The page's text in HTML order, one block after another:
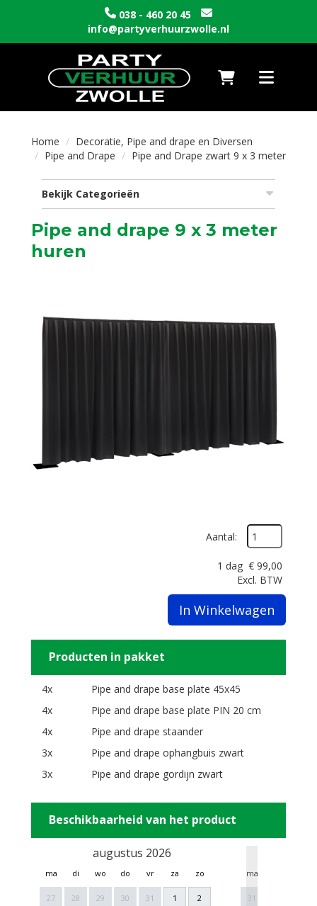
038 - 460 20 45
info@partyverhuurzwolle.nl
Naar winkelwagen
Toggle
Home
Decoratie, Pipe and drape en Diversen
Pipe and Drape
Pipe and Drape zwart 9 x 3 meter
Bekijk Categorieën
Pipe and drape 9 x 3 meter
huren
Aantal:
1 dag € 99,00
Excl. BTW
In Winkelwagen
Producten in pakket
4x
Pipe and drape base plate 45x45
4x
Pipe and drape base plate PIN 20 cm
4x
Pipe and drape staander
3x
Pipe and drape ophangbuis zwart
3x
Pipe and drape gordijn zwart
Beschikbaarheid van het product
augustus 2026
ma di wo do vr za zo
27 28 29 30 31 1 2
ma
31